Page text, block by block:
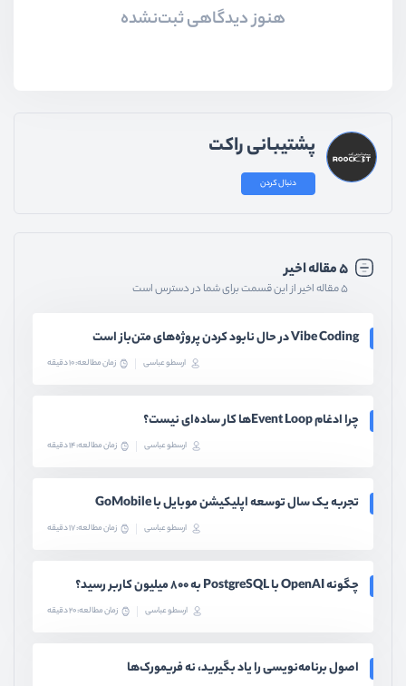
هنوز دیدگاهی ثبت‌نشده
پشتیبانی راکت
دنبال کردن
۵ مقاله اخیر
۵ مقاله اخیر از این قسمت برای شما در دسترس است
Vibe Coding در حال نابود کردن پروژه‌های متن‌باز است
ارسطو عباسی زمان مطالعه: 10 دقیقه
چرا ادغام Event Loopها کار ساده‌ای نیست؟
ارسطو عباسی زمان مطالعه: 14 دقیقه
تجربه یک سال توسعه اپلیکیشن موبایل با GoMobile
ارسطو عباسی زمان مطالعه: 17 دقیقه
چگونه OpenAI با PostgreSQL به ۸۰۰ میلیون کاربر رسید؟
ارسطو عباسی زمان مطالعه: 20 دقیقه
اصول برنامه‌نویسی را یاد بگیرید، نه فریمورک‌ها